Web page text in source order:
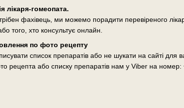
лікаря-гомеопата.
фахівець, ми можемо порадити перевіреного
того, хто консультує онлайн.
по фото рецепту
список препаратів або не шукати на сайті для
рецепта або списку препаратів нам у Viber на номер: